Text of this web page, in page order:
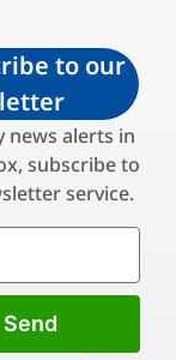
to our
news alerts in
subscribe to
service.
Send